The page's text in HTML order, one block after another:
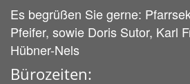
Es begrüßen Sie gerne:
Pfeifer, sowie Doris Sutor, Karl
Hübner-Nels
Bürozeiten: